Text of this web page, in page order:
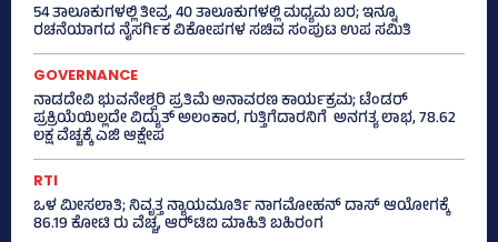
54 ತಾಲೂಕುಗಳಲ್ಲಿ ತೀವ್ರ, 40 ತಾಲೂಕುಗಳಲ್ಲಿ ಮಧ್ಯಮ ಬರ; ಇನ್ನೂ
ರಚನೆಯಾಗದ ನೈಸರ್ಗಿಕ ವಿಕೋಪಗಳ ಸಚಿವ ಸಂಪುಟ ಉಪ ಸಮಿತಿ
GOVERNANCE
ನಾಡದೇವಿ ಭುವನೇಶ್ವರಿ ಪ್ರತಿಮೆ ಅನಾವರಣ ಕಾರ್ಯಕ್ರಮ; ಟೆಂಡರ್
ಪ್ರಕ್ರಿಯೆಯಿಲ್ಲದೇ ವಿದ್ಯುತ್‌ ಅಲಂಕಾರ, ಗುತ್ತಿಗೆದಾರನಿಗೆ ಅನಗತ್ಯ ಲಾಭ, 78.62
ಲಕ್ಷ ವೆಚ್ಚಕ್ಕೆ ಎಜಿ ಆಕ್ಷೇಪ
RTI
ಒಳ ಮೀಸಲಾತಿ; ನಿವೃತ್ತ ನ್ಯಾಯಮೂರ್ತಿ ನಾಗಮೋಹನ್ ದಾಸ್ ಆಯೋಗಕ್ಕೆ
86.19 ಕೋಟಿ ರು ವೆಚ್ಚ, ಆರ್‍‌ಟಿಐ ಮಾಹಿತಿ ಬಹಿರಂಗ